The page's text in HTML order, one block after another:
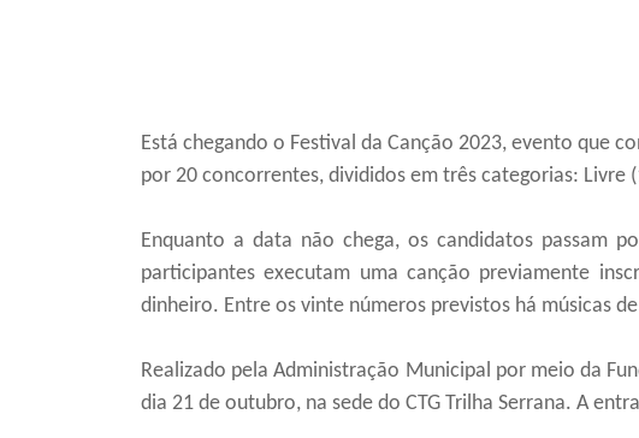
Está chegando o Festival da Canção 2023, evento que
por 20 concorrentes, divididos em três categorias: Livre
Enquanto a data não chega, os candidatos passam
participantes executam uma canção previamente
dinheiro. Entre os vinte números previstos há músicas
Realizado pela Administração Municipal por meio da
dia 21 de outubro, na sede do CTG Trilha Serrana. A